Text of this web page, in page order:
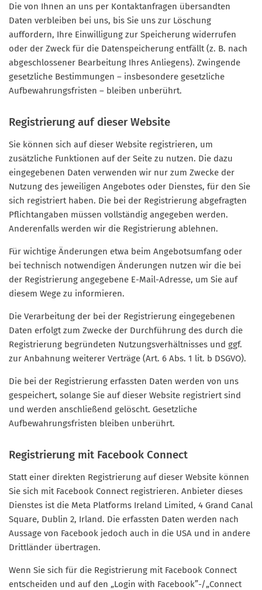
Die von Ihnen an uns per Kontaktanfragen übersandten
Daten verbleiben bei uns, bis Sie uns zur Löschung
auffordern, Ihre Einwilligung zur Speicherung widerrufen
oder der Zweck für die Datenspeicherung entfällt (z. B. nach
abgeschlossener Bearbeitung Ihres Anliegens). Zwingende
gesetzliche Bestimmungen – insbesondere gesetzliche
Aufbewahrungsfristen – bleiben unberührt.
Registrierung auf dieser Website
Sie können sich auf dieser Website registrieren, um
zusätzliche Funktionen auf der Seite zu nutzen. Die dazu
eingegebenen Daten verwenden wir nur zum Zwecke der
Nutzung des jeweiligen Angebotes oder Dienstes, für den Sie
sich registriert haben. Die bei der Registrierung abgefragten
Pflichtangaben müssen vollständig angegeben werden.
Anderenfalls werden wir die Registrierung ablehnen.
Für wichtige Änderungen etwa beim Angebotsumfang oder
bei technisch notwendigen Änderungen nutzen wir die bei
der Registrierung angegebene E-Mail-Adresse, um Sie auf
diesem Wege zu informieren.
Die Verarbeitung der bei der Registrierung eingegebenen
Daten erfolgt zum Zwecke der Durchführung des durch die
Registrierung begründeten Nutzungsverhältnisses und ggf.
zur Anbahnung weiterer Verträge (Art. 6 Abs. 1 lit. b DSGVO).
Die bei der Registrierung erfassten Daten werden von uns
gespeichert, solange Sie auf dieser Website registriert sind
und werden anschließend gelöscht. Gesetzliche
Aufbewahrungsfristen bleiben unberührt.
Registrierung mit Facebook Connect
Statt einer direkten Registrierung auf dieser Website können
Sie sich mit Facebook Connect registrieren. Anbieter dieses
Dienstes ist die Meta Platforms Ireland Limited, 4 Grand Canal
Square, Dublin 2, Irland. Die erfassten Daten werden nach
Aussage von Facebook jedoch auch in die USA und in andere
Drittländer übertragen.
Wenn Sie sich für die Registrierung mit Facebook Connect
entscheiden und auf den „Login with Facebook”-/„Connect